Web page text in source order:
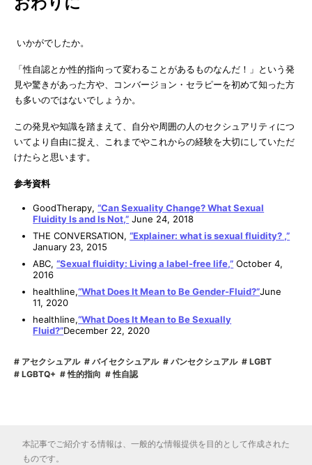
いかがでしたか。
「性自認とか性的指向って変わることがあるものなんだ！」という発
見や驚きがあった方や、コンバージョン・セラピーを初めて知った方
も多いのではないでしょうか。
この発見や知識を踏まえて、自分や周囲の人のセクシュアリティにつ
いてより自由に捉え、これまでやこれからの経験を大切にしていただ
けたらと思います。
参考資料
GoodTherapy,“Can Sexuality Change? What Sexual
Fluidity Is and Is Not,” June 24, 2018
THE CONVERSATION,“Explainer: what is sexual fluidity? ,”
January 23, 2015
ABC,“Sexual fluidity: Living a label-free life,” October 4,
2016
healthline,“What Does It Mean to Be Gender-Fluid?”June
11, 2020
healthline,“What Does It Mean to Be Sexually
Fluid?”December 22, 2020
アセクシュアル バイセクシュアル パンセクシュアル
LGBT
LGBTQ+
性的指向 性自認
本記事でご紹介する情報は、一般的な情報提供を目的として作成された
ものです。